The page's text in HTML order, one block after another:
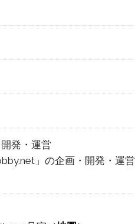
発・運営
」の企画・開発・運営